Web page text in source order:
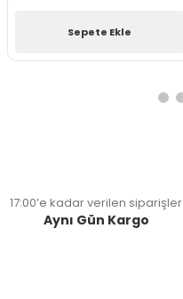
Sepete Ekle
17:00’e kadar verilen siparişler
Aynı Gün Kargo